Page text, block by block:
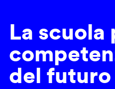
La scuola
del futuro